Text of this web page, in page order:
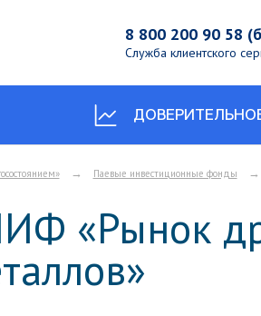
8 800 200 90 58
Служба клиентского
→ Паевые инвестиционные фонды →
«Рынок